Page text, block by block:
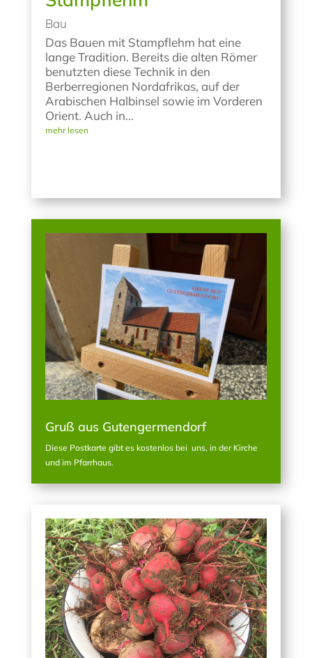
Bau
Das Bauen mit Stampflehm hat eine
lange Tradition. Bereits die alten Römer
benutzten diese Technik in den
Berberregionen Nordafrikas, auf der
Arabischen Halbinsel sowie im Vorderen
Orient. Auch in...
mehr lesen
Gruß aus Gutengermendorf
Diese Postkarte gibt es kostenlos bei uns, in der Kirche
und im Pfarrhaus.